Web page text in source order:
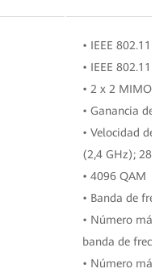
• IEEE 802.11
• IEEE 802.11
• 2 x 2 MIMO
• Ganancia de
• Velocidad de
(2,4 GHz);
• 4096 QAM
• Banda de
• Número
banda de
• Número